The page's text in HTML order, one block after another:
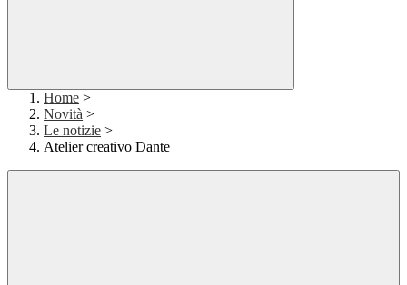
Home >
Novità >
Le notizie >
Atelier creativo Dante